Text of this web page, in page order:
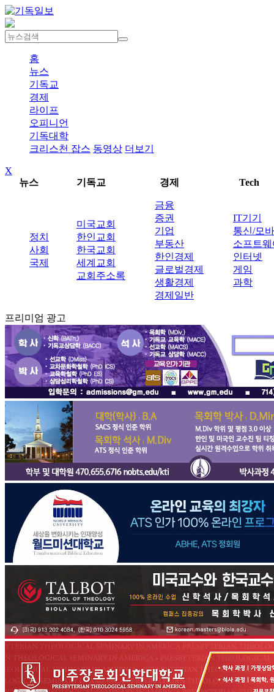
홈
뉴스
기독교
경제
라이프
오피니언
기독대학
크리스천 잡스 동영상 더보기
X
뉴스
기독교 경제 Tech
정치
사회
국제
미국교회
한인교회
한국교회
세계교회
교회주소록
금융
증권
기업
부동산
한인경제
글로벌경제
생활경제
경제일반
IT기기
통신/모
소프트웨
인터넷
게임
과학
프리미엄 광고